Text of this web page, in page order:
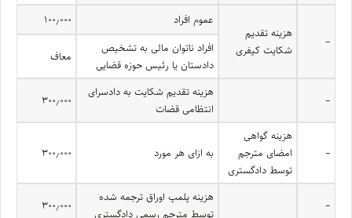
–
هزینه تقدیم
شکایت کیفری
عموم افراد
۱۰۰٫۰۰۰
افراد ناتوان مالی به تشخیص
دادستان یا رئیس حوزه قضایی
معاف
–
هزینه تقدیم شکایت به دادسرای
انتظامی قضات
۳۰۰٫۰۰۰
–
هزینه گواهی
امضای مترجم
توسط دادگستری
به ازای هر مورد ۳۰۰٫۰۰۰
–
هزینه پلمپ اوراق ترجمه شده
توسط مترجم رسمی دادگستری
۳۰۰٫۰۰۰